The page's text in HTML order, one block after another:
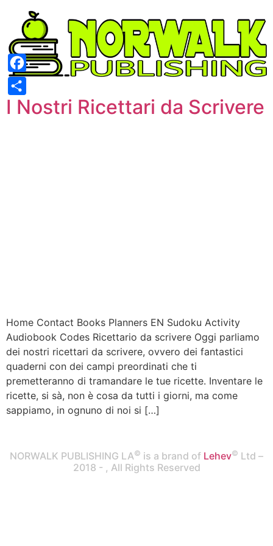
content
I Nostri Ricettari da Scrivere
Home Contact Books Planners EN Sudoku Activity
Audiobook Codes Ricettario da scrivere Oggi parliamo
dei nostri ricettari da scrivere, ovvero dei fantastici
quaderni con dei campi preordinati che ti
premetteranno di tramandare le tue ricette. Inventare le
ricette, si sà, non è cosa da tutti i giorni, ma come
sappiamo, in ognuno di noi si […]
Facebook
Share
NORWALK PUBLISHING LA© is a brand of Lehev© Ltd –
2018 - , All Rights Reserved